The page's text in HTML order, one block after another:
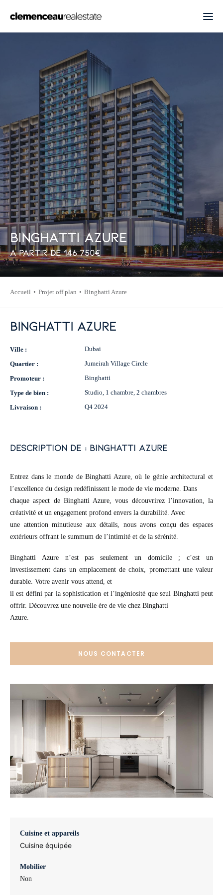
Binghatti Azure
À partir de146 750€
Accueil Projet off plan Binghatti Azure
Binghatti Azure
Ville :
Dubai
Quartier :
Jumeirah Village Circle
Promoteur :
Binghatti
Type de bien :
Studio, 1 chambre, 2 chambres
Livraison :
Q4 2024
description de : binghatti azure
Entrez dans le monde de Binghatti Azure, où le génie architectural et
l’excellence du design redéfinissent le mode de vie moderne. Dans
chaque aspect de Binghatti Azure, vous découvrirez l’innovation, la
créativité et un engagement profond envers la durabilité. Avec
une attention minutieuse aux détails, nous avons conçu des espaces
extérieurs offrant le summum de l’intimité et de la sérénité.
Binghatti Azure n’est pas seulement un domicile ; c’est un
investissement dans un emplacement de choix, promettant une valeur
durable. Votre avenir vous attend, et
il est défini par la sophistication et l’ingéniosité que seul Binghatti peut
offrir. Découvrez une nouvelle ère de vie chez Binghatti
Azure.
NOUS CONTACTER
Cuisine et appareils
Cuisine équipée
Mobilier
Non